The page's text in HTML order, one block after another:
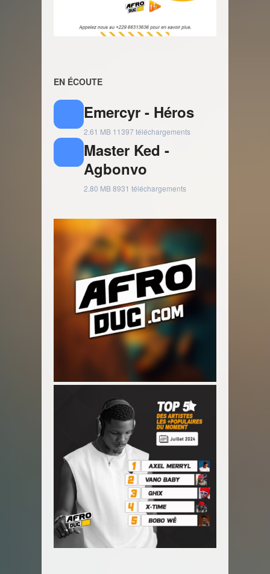
EN ÉCOUTE
Emercyr - Héros
2.61 MB 11397 téléchargements
Master Ked -
Agbonvo
2.80 MB8931 téléchargements